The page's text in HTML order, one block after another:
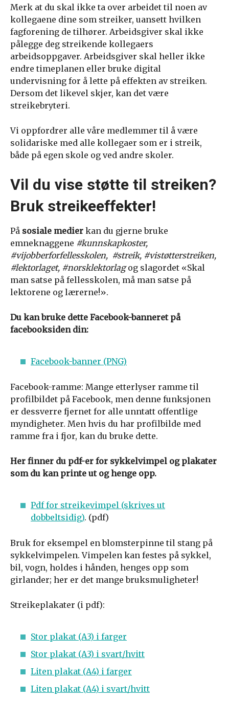
Merk at du skal ikke ta over arbeidet til noen av
kollegaene dine som streiker, uansett hvilken
fagforening de tilhører. Arbeidsgiver skal ikke
pålegge deg streikende kollegaers
arbeidsoppgaver. Arbeidsgiver skal heller ikke
endre timeplanen eller bruke digital
undervisning for å lette på effekten av streiken.
Dersom det likevel skjer, kan det være
streikebryteri.
Vi oppfordrer alle våre medlemmer til å være
solidariske med alle kollegaer som er i streik,
både på egen skole og ved andre skoler.
Vil du vise støtte til streiken?
Bruk streikeeffekter!
På sosiale medier kan du gjerne bruke
emneknaggene #kunnskapkoster,
#vijobberforfellesskolen, #streik, #vistøtterstreiken,
#lektorlaget, #norsklektorlagog slagordet «Skal
man satse på fellesskolen, må man satse på
lektorene og lærerne!».
Du kan bruke dette Facebook-banneret på
facebooksiden din:
Facebook-banner (PNG)
Facebook-ramme: Mange etterlyser ramme til
profilbildet på Facebook, men denne funksjonen
er dessverre fjernet for alle unntatt offentlige
myndigheter. Men hvis du har profilbilde med
ramme fra i fjor, kan du bruke dette.
Her finner du pdf-er for sykkelvimpel og plakater
som du kan printe ut og henge opp.
Pdf for streikevimpel (skrives ut
dobbeltsidig). (pdf)
Bruk for eksempel en blomsterpinne til stang på
sykkelvimpelen. Vimpelen kan festes på sykkel,
bil, vogn, holdes i hånden, henges opp som
girlander; her er det mange bruksmuligheter!
Streikeplakater (i pdf):
Stor plakat (A3) i farger
Stor plakat (A3) i svart/hvitt
Liten plakat (A4) i farger
Liten plakat (A4) i svart/hvitt